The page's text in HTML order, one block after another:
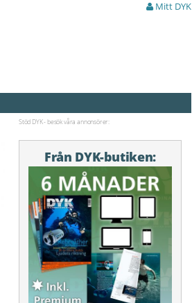
Mitt DYK
Stöd DYK - besök våra annonsörer:
Från DYK-butiken: